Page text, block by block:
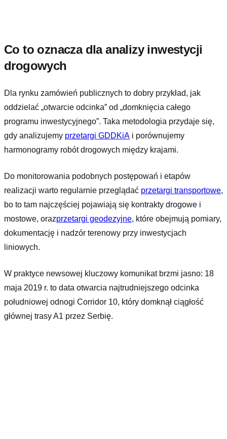
Co to oznacza dla analizy inwestycji
drogowych
Dla rynku zamówień publicznych to dobry przykład, jak
oddzielać „otwarcie odcinka” od „domknięcia całego
programu inwestycyjnego”. Taka metodologia przydaje się,
gdy analizujemy przetargi GDDKiA i porównujemy
harmonogramy robót drogowych między krajami.
Do monitorowania podobnych postępowań i etapów
realizacji warto regularnie przeglądać przetargi transportowe,
bo to tam najczęściej pojawiają się kontrakty drogowe i
mostowe, orazprzetargi geodezyjne, które obejmują pomiary,
dokumentację i nadzór terenowy przy inwestycjach
liniowych.
W praktyce newsowej kluczowy komunikat brzmi jasno: 18
maja 2019 r. to data otwarcia najtrudniejszego odcinka
południowej odnogi Corridor 10, który domknął ciągłość
głównej trasy A1 przez Serbię.